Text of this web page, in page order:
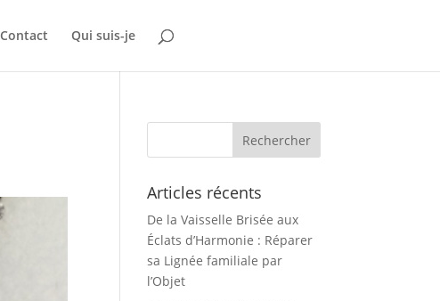
Contact Qui suis-je
Articles récents
De la Vaisselle Brisée aux
Éclats d’Harmonie : Réparer
sa Lignée familiale par
l’Objet